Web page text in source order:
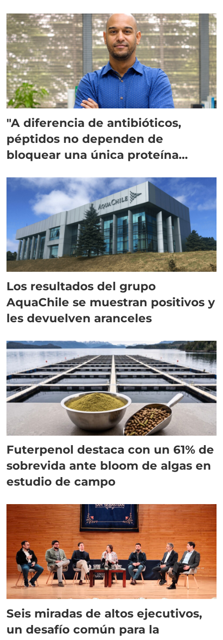
"A diferencia de antibióticos,
péptidos no dependen de
bloquear una única proteína
Los resultados del grupo
AquaChile se muestran positivos y
les devuelven aranceles
Futerpenol destaca con un 61% de
sobrevida ante bloom de algas en
estudio de campo
Seis miradas de altos ejecutivos,
un desafío común para la